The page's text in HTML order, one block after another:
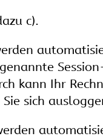
c).
kann Ihr
sich